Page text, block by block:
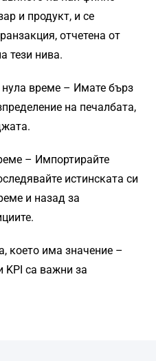
и продукт, и се
отчетена от
тези нива.
време – Имате бърз
на печалбата,
– Импортирайте
истинската си
и назад за
което има значение –
KPI са важни за